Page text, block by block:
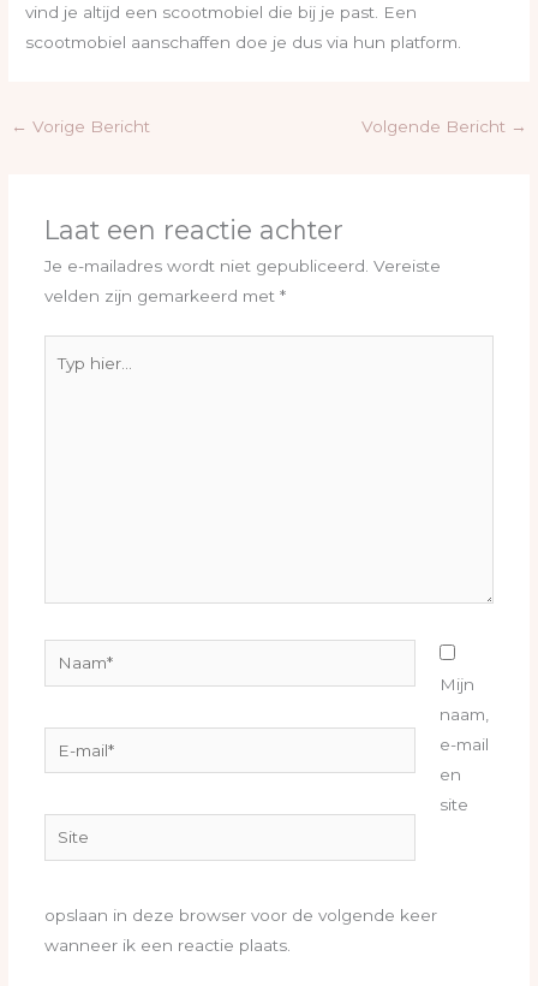
vind je altijd een scootmobiel die bij je past. Een
scootmobiel aanschaffen doe je dus via hun platform.
← Vorige Bericht Volgende Bericht →
Laat een reactie achter
Je e-mailadres wordt niet gepubliceerd. Vereiste
velden zijn gemarkeerd met *
hier...
mail*
Site
Mijn
naam,
e-mail
en
site
opslaan in deze browser voor de volgende keer
wanneer ik een reactie plaats.